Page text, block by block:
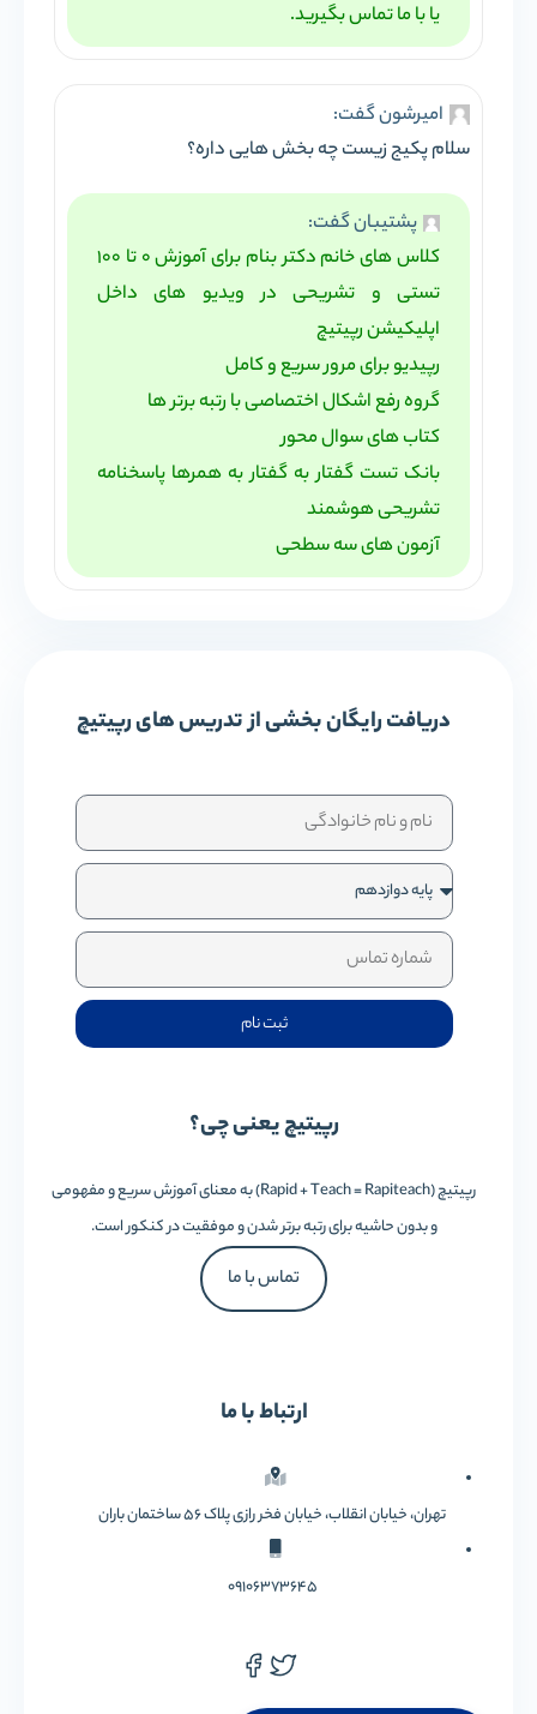
یا با ما تماس بگیرید.
امیرشون گفت:
سلام پکیج زیست چه بخش هایی داره؟
پشتیبان گفت:
کلاس های خانم دکتر بنام برای آموزش 0 تا 100
تستی و تشریحی در ویدیو های داخل
اپلیکیشن رپیتیچ
رپیدیو برای مرور سریع و کامل
گروه رفع اشکال اختصاصی با رتبه برتر ها
کتاب های سوال محور
بانک تست گفتار به گفتار به همرها پاسخنامه
تشریحی هوشمند
آزمون های سه سطحی
دریافت رایگان بخشی از تدریس های رپیتیچ
ثبت نام
رپیتیچ یعنی چی؟
رپیتیچ (Rapid + Teach = Rapiteach) به معنای آموزش سریع و مفهومی
و بدون حاشیه برای رتبه برتر شدن و موفقیت در کنکور است.
تماس با ما
ارتباط با ما
تهران، خیابان انقلاب، خیابان فخر رازی پلاک 56 ساختمان باران